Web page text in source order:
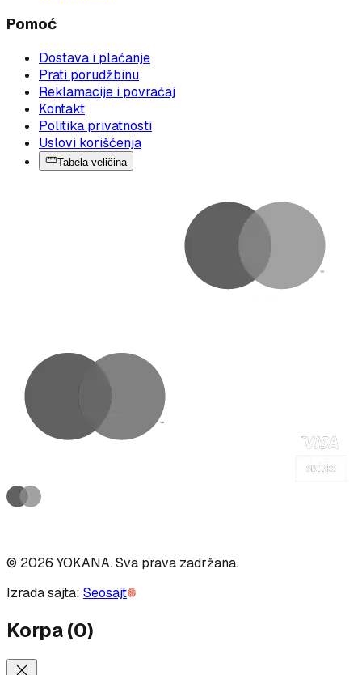
Pomoć
Dostava i plaćanje
Prati porudžbinu
Reklamacije i povraćaj
Kontakt
Politika privatnosti
Uslovi korišćenja
Tabela veličina
© 2026 YOKANA.Sva prava zadržana.
Izrada sajta: Seosajt
Korpa(0)